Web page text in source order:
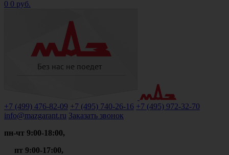
0 0 руб.
+7 (499) 476-82-09 +7 (495) 740-26-16 +7 (495) 972-32-70
info@mazgarant.ru Заказать звонок
пн-чт 9:00-18:00,
пт 9:00-17:00,